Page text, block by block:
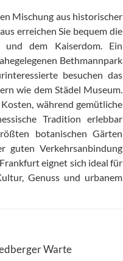
Mischung aus historischer
erreichen Sie bequem die
dem Kaiserdom. Ein
Bethmannpark
besuchen das
wie dem Städel Museum.
während gemütliche
Tradition erlebbar
botanischen Gärten
guten Verkehrsanbindung
eignet sich ideal für
Genuss und urbanem
Warte